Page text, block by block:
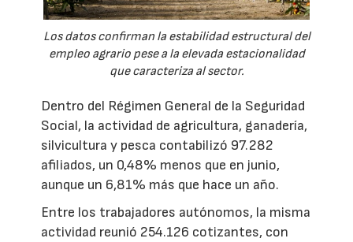
Los datos confirman la estabilidad estructural del
empleo agrario pese a la elevada estacionalidad
que caracteriza al sector.
Dentro del Régimen General de la Seguridad
Social, la actividad de agricultura, ganadería,
silvicultura y pesca contabilizó 97.282
afiliados, un 0,48% menos que en junio,
aunque un 6,81% más que hace un año.
Entre los trabajadores autónomos, la misma
actividad reunió 254.126 cotizantes, con